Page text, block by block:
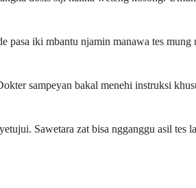
iki mbantu njamin manawa tes
sampeyan bakal menehi instruksi
Sawetara zat bisa ngganggu asil tes